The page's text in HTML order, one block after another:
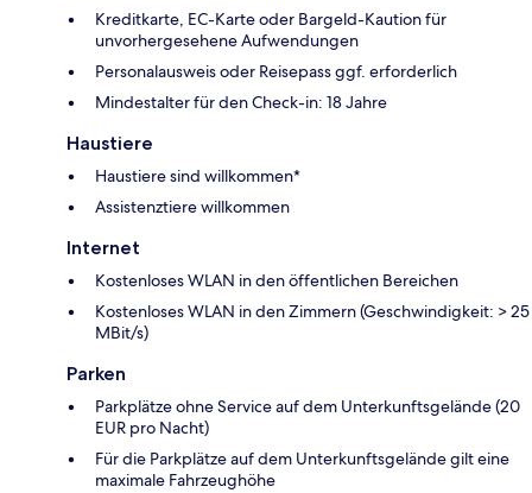
Kreditkarte, EC-Karte oder Bargeld-Kaution für
unvorhergesehene Aufwendungen
Personalausweis oder Reisepass ggf. erforderlich
Mindestalter für den Check-in: 18 Jahre
Haustiere
Haustiere sind willkommen*
Assistenztiere willkommen
Internet
Kostenloses WLAN in den öffentlichen Bereichen
Kostenloses WLAN in den Zimmern (Geschwindigkeit: > 25
MBit/s)
Parken
Parkplätze ohne Service auf dem Unterkunftsgelände (20
EUR pro Nacht)
Für die Parkplätze auf dem Unterkunftsgelände gilt eine
maximale Fahrzeughöhe